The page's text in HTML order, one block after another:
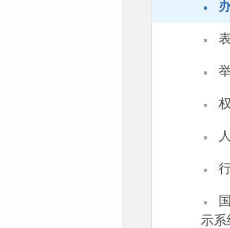
·
·
·
·
·
·
示系